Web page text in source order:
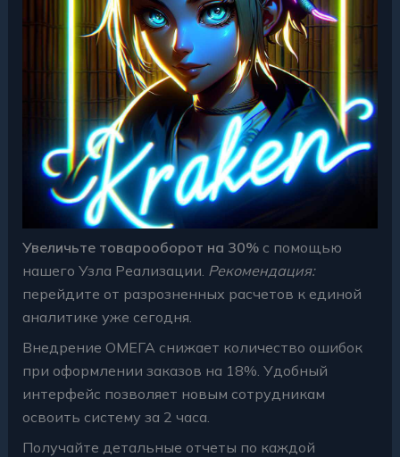
Увеличьте товарооборот на 30%с помощью
нашего Узла Реализации. Рекомендация:
перейдите от разрозненных расчетов к единой
аналитике уже сегодня.
Внедрение ОМЕГА снижает количество ошибок
при оформлении заказов на 18%. Удобный
интерфейс позволяет новым сотрудникам
освоить систему за 2 часа.
Получайте детальные отчеты по каждой